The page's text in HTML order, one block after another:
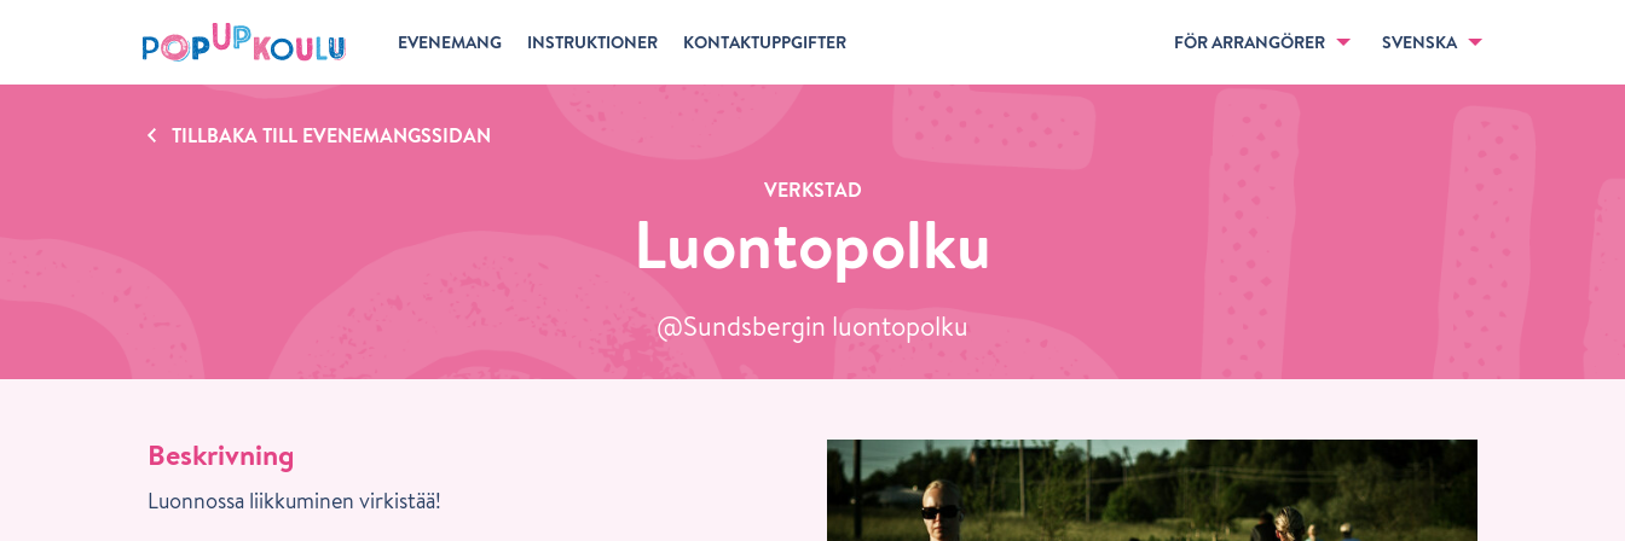
EVENEMANG INSTRUKTIONER KONTAKTUPPGIFTER FÖR ARRANGÖRER SVENSKA
TILLBAKA TILL EVENEMANGSSIDAN
VERKSTAD
Luontopolku
@Sundsbergin luontopolku
Beskrivning
Luonnossa liikkuminen virkistää!